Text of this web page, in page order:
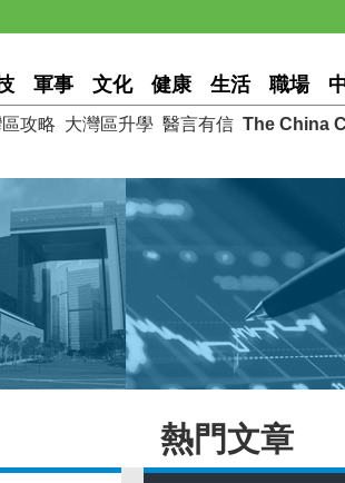
軍事 文化 健康 生活 職場
攻略 大灣區升學 醫言有信 The China
熱門文章